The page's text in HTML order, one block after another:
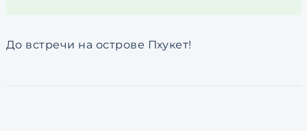
До встречи на острове Пхукет!